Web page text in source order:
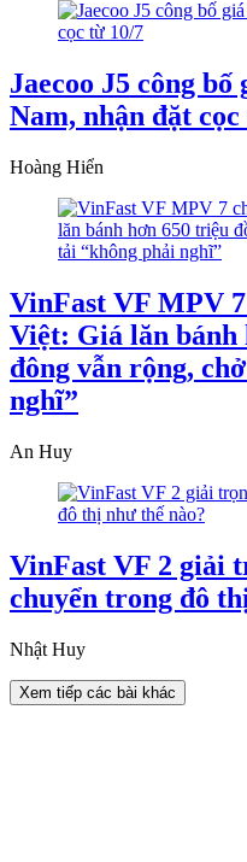
Jaecoo J5 công
Nam, nhận đặt
Hoàng Hiển
VinFast VF MPV
Việt: Giá lăn bánh
đông vẫn rộng,
nghĩ”
An Huy
VinFast VF 2 giải
chuyển trong đô
Nhật Huy
Xem tiếp các bài khác